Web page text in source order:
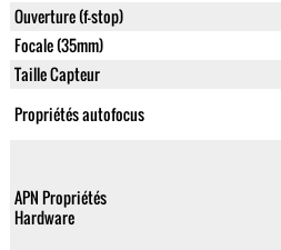
Ouverture (f-stop)
Focale (35mm)
Taille Capteur
Propriétés autofocus
APN Propriétés
Hardware